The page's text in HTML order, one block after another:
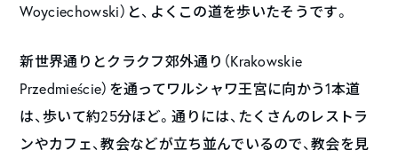
Woyciechowski）と、よくこの道を歩いたそうです。
新世界通りとクラクフ郊外通り（Krakowskie
Przedmieście）を通ってワルシャワ王宮に向かう1本道
は、歩いて約25分ほど。通りには、たくさんのレストラ
ンやカフェ、教会などが立ち並んでいるので、教会を見